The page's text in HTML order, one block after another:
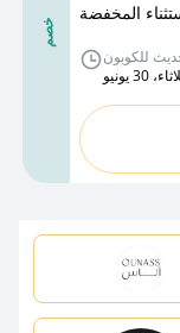
خصم
المخفضة
للكوبون
30 يونيو